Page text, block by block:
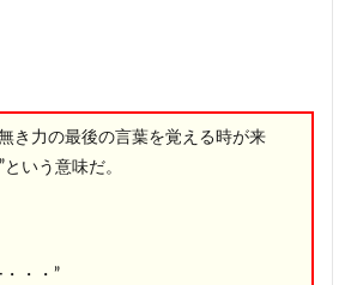
き力の最後の言葉を覚える時が来
という意味だ。
・・・”